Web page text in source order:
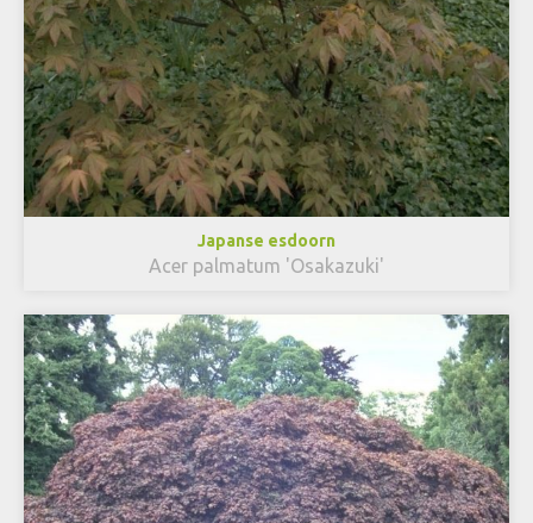
Japanse esdoorn
Acer palmatum 'Osakazuki'